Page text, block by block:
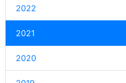
2022
2021
2020